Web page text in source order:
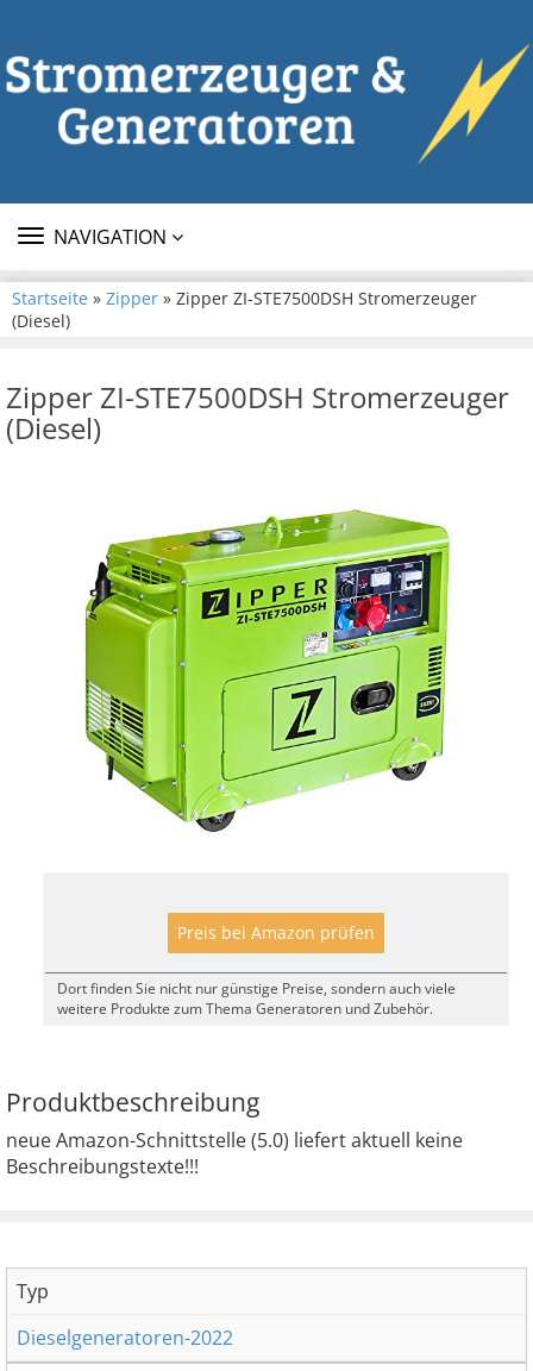
TOGGLE
NAVIGATION
Startseite » Zipper » Zipper ZI-STE7500DSH Stromerzeuger
(Diesel)
Zipper ZI-STE7500DSH Stromerzeuger
(Diesel)
Preis bei Amazon prüfen
Dort finden Sie nicht nur günstige Preise, sondern auch viele
weitere Produkte zum Thema Generatoren und Zubehör.
Produktbeschreibung
neue Amazon-Schnittstelle (5.0) liefert aktuell keine
Beschreibungstexte!!!
Typ
Dieselgeneratoren-2022